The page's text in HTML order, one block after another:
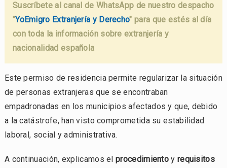
Suscríbete al canal de WhatsApp de nuestro despacho
"YoEmigro Extranjería y Derecho" para que estés al día
con toda la información sobre extranjería y
nacionalidad española
Este permiso de residencia permite regularizar la situación
de personas extranjeras que se encontraban
empadronadas en los municipios afectados y que, debido
a la catástrofe, han visto comprometida su estabilidad
laboral, social y administrativa.
A continuación, explicamos elprocedimiento y requisitos